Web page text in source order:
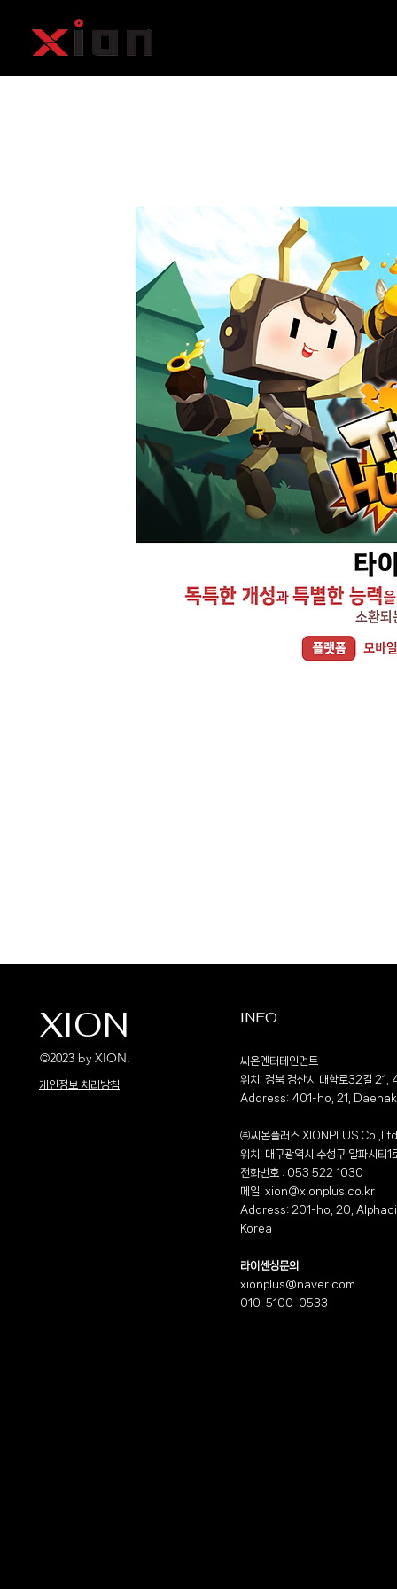
XION
©2023 by XION.
​개인정보 처리방침
INFO
씨온엔터테인먼트
위치: 경북 경산시 대학로32길 21,
Address: 401-ho, 21,
㈜씨온플러스 XIONPLUS Co.,Ltd
위치: 대구광역시 수성구 알파시티
전화번호 : 053 522 1030
메일: xion@xionplus.co.kr
Address: 201-ho, 20,
Korea
라이센싱문의
xionplus@naver.com
010-5100-0533